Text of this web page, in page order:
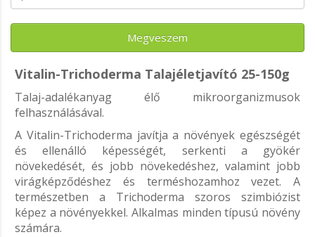
Megveszem
Vitalin-Trichoderma Talajéletjavító 25-150g
Talaj-adalékanyag élő mikroorganizmusok
felhasználásával.
A Vitalin-Trichoderma javítja a növények egészségét
és ellenálló képességét, serkenti a gyökér
növekedését, és jobb növekedéshez, valamint jobb
virágképződéshez és terméshozamhoz vezet. A
természetben a Trichoderma szoros szimbiózist
képez a növényekkel. Alkalmas minden típusú növény
számára.